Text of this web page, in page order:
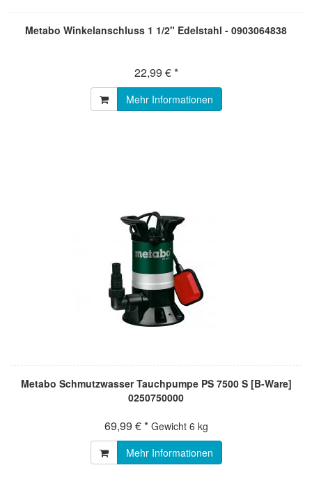
Metabo Winkelanschluss 1 1/2" Edelstahl - 0903064838
22,99 € *
Mehr Informationen
Metabo Schmutzwasser Tauchpumpe PS 7500 S [B-Ware]
0250750000
69,99 € * Gewicht 6 kg
Mehr Informationen